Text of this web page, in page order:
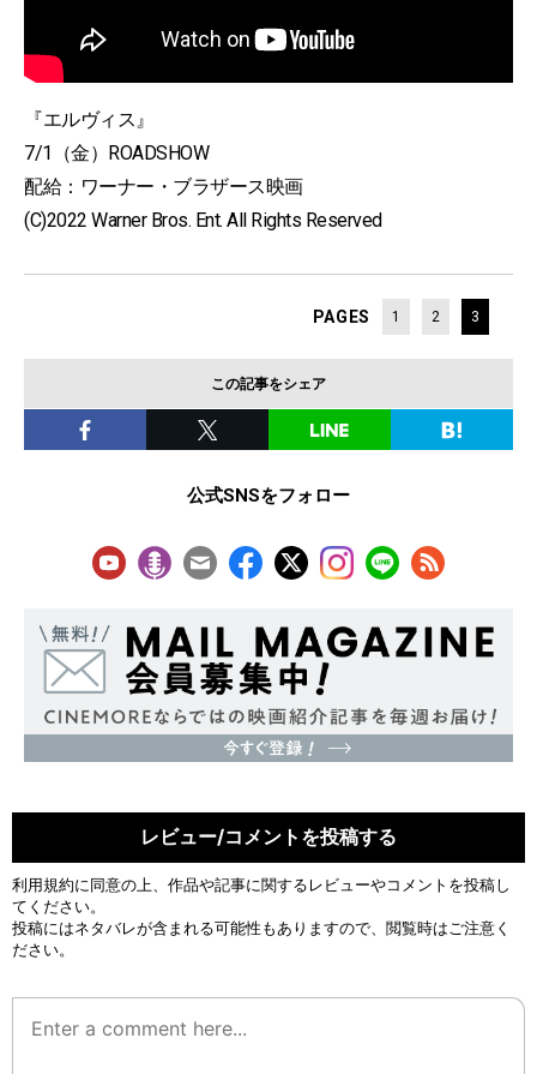
『エルヴィス』
7/1（金）ROADSHOW
配給：ワーナー・ブラザース映画
(C)2022 Warner Bros. Ent. All Rights Reserved
PAGES 1 2 3
この記事をシェア
公式SNSをフォロー
レビュー/コメントを投稿する
利用規約に同意の上、作品や記事に関するレビューやコメントを投稿し
てください。
投稿にはネタバレが含まれる可能性もありますので、閲覧時はご注意く
ださい。